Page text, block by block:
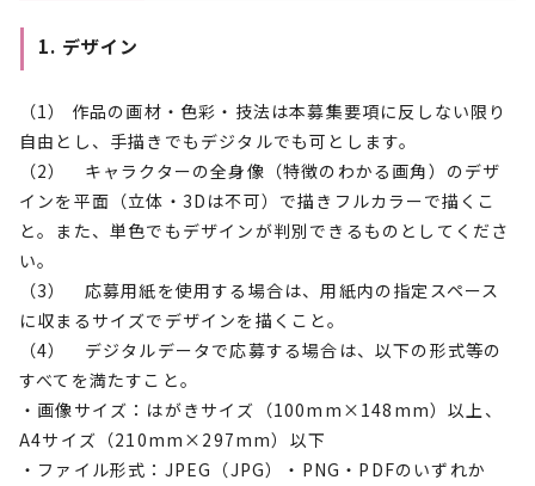
1. デザイン
（1） 作品の画材・色彩・技法は本募集要項に反しない限り
自由とし、手描きでもデジタルでも可とします。
（2） キャラクターの全身像（特徴のわかる画角）のデザ
インを平面（立体・3Dは不可）で描きフルカラーで描くこ
と。また、単色でもデザインが判別できるものとしてくださ
い。
（3） 応募用紙を使用する場合は、用紙内の指定スペース
に収まるサイズでデザインを描くこと。
（4） デジタルデータで応募する場合は、以下の形式等の
すべてを満たすこと。
・画像サイズ：はがきサイズ（100mm×148mm）以上、
A4サイズ（210mm×297mm）以下
・ファイル形式：JPEG（JPG）・PNG・PDFのいずれか